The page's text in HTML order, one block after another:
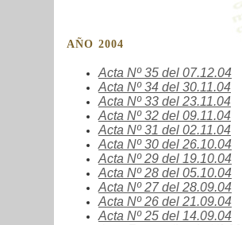
AÑO 2004
Acta Nº35 del 07.12.04
Acta Nº34 del 30.11.04
Acta Nº33 del 23.11.04
Acta Nº32 del 09.11.04
Acta Nº31 del 02.11.04
Acta Nº30 del 26.10.04
Acta Nº29 del 19.10.04
Acta Nº28 del 05.10.04
Acta Nº27del 28.09.04
Acta Nº26 del 21.09.04
Acta Nº25 del 14.09.04